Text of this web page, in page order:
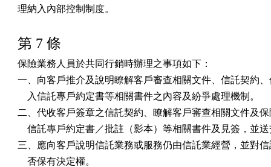
理納入內部控制制度。
第 7 條
保險業務人員於共同行銷時辦理之事項如下：
一、向客戶推介及說明瞭解客戶審查相關文件、信託契約
    入信託專戶約定書等相關書件之內容及紛爭處理機制。
二、代收客戶簽章之信託契約、瞭解客戶審查相關文件及
信託專戶約定書／批註（影本）等相關書件及見簽，並
三、應向客戶說明信託業務或服務仍由信託業經營，並對
    否保有決定權。